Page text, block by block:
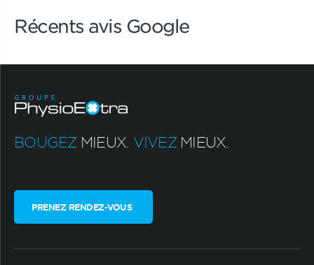
Récents avis Google
BOUGEZ MIEUX. VIVEZ MIEUX.
PRENEZ RENDEZ-VOUS